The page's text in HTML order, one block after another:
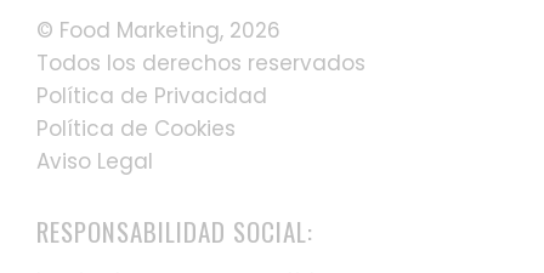
© Food Marketing, 2026
Todos los derechos reservados
Política de Privacidad
Política de Cookies
Aviso Legal
RESPONSABILIDAD SOCIAL: